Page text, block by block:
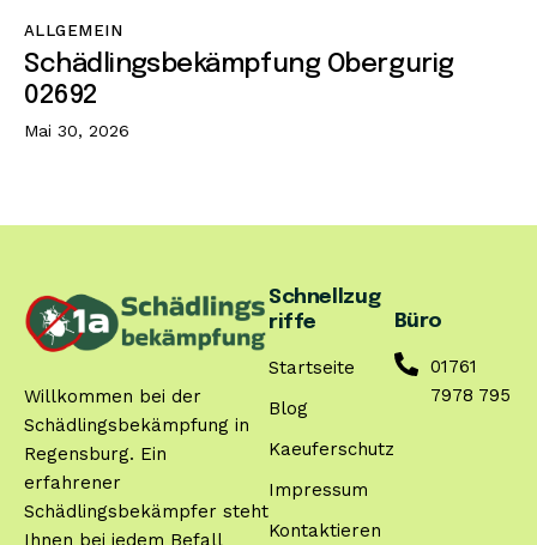
ALLGEMEIN
Schädlingsbekämpfung Obergurig
02692
Mai 30, 2026
Willkommen bei der
Schädlingsbekämpfung in
Regensburg. Ein
erfahrener
Schädlingsbekämpfer steht
Ihnen bei jedem Befall
Schnellzug
riffe
Startseite
Blog
Kaeuferschutz
Impressum
Kontaktieren
Büro
01761
7978 795